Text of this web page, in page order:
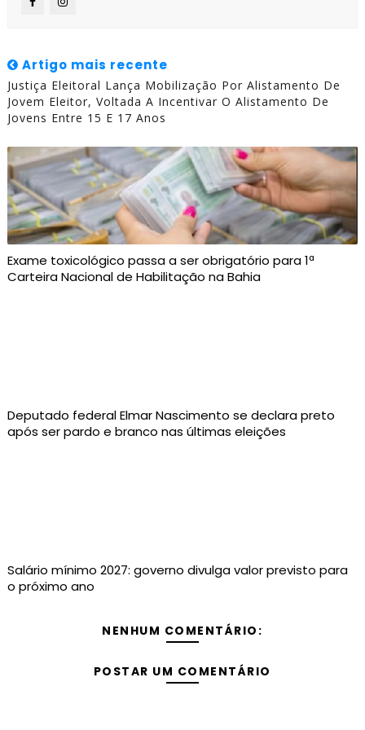
Artigo mais recente
Justiça Eleitoral Lança Mobilização Por Alistamento De
Jovem Eleitor, Voltada A Incentivar O Alistamento De
Jovens Entre 15 E 17 Anos
Exame toxicológico passa a ser obrigatório para 1ª
Carteira Nacional de Habilitação na Bahia
Deputado federal Elmar Nascimento se declara preto
após ser pardo e branco nas últimas eleições
Salário mínimo 2027: governo divulga valor previsto para
o próximo ano
NENHUM COMENTÁRIO:
POSTAR UM COMENTÁRIO